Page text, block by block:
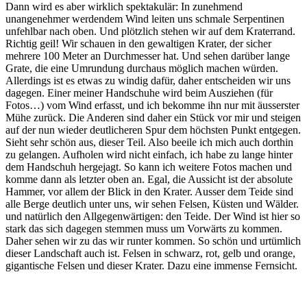
Dann wird es aber wirklich spektakulär: In zunehmend
unangenehmer werdendem Wind leiten uns schmale Serpentinen
unfehlbar nach oben. Und plötzlich stehen wir auf dem Kraterrand.
Richtig geil! Wir schauen in den gewaltigen Krater, der sicher
mehrere 100 Meter an Durchmesser hat. Und sehen darüber lange
Grate, die eine Umrundung durchaus möglich machen würden.
Allerdings ist es etwas zu windig dafür, daher entscheiden wir uns
dagegen. Einer meiner Handschuhe wird beim Ausziehen (für
Fotos…) vom Wind erfasst, und ich bekomme ihn nur mit äusserster
Mühe zurück. Die Anderen sind daher ein Stück vor mir und steigen
auf der nun wieder deutlicheren Spur dem höchsten Punkt entgegen.
Sieht sehr schön aus, dieser Teil. Also beeile ich mich auch dorthin
zu gelangen. Aufholen wird nicht einfach, ich habe zu lange hinter
dem Handschuh hergejagt. So kann ich weitere Fotos machen und
komme dann als letzter oben an. Egal, die Aussicht ist der absolute
Hammer, vor allem der Blick in den Krater. Ausser dem Teide sind
alle Berge deutlich unter uns, wir sehen Felsen, Küsten und Wälder.
und natürlich den Allgegenwärtigen: den Teide. Der Wind ist hier so
stark das sich dagegen stemmen muss um Vorwärts zu kommen.
Daher sehen wir zu das wir runter kommen. So schön und urtümlich
dieser Landschaft auch ist. Felsen in schwarz, rot, gelb und orange,
gigantische Felsen und dieser Krater. Dazu eine immense Fernsicht.